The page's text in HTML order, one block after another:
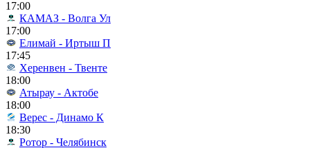
17:00
КАМАЗ - Волга Ул
17:00
Елимай - Иртыш П
17:45
Херенвен - Твенте
18:00
Атырау - Актобе
18:00
Верес - Динамо К
18:30
Ротор - Челябинск